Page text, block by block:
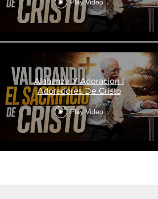
Play Video
Alabanza Y Adoracion I
Adoradores De Cristo
Play Video